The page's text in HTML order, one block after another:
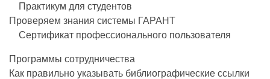
Практикум для студентов
Проверяем знания системы ГАРАНТ
Сертификат профессионального пользователя
Программы сотрудничества
Как правильно указывать библиографические ссылки